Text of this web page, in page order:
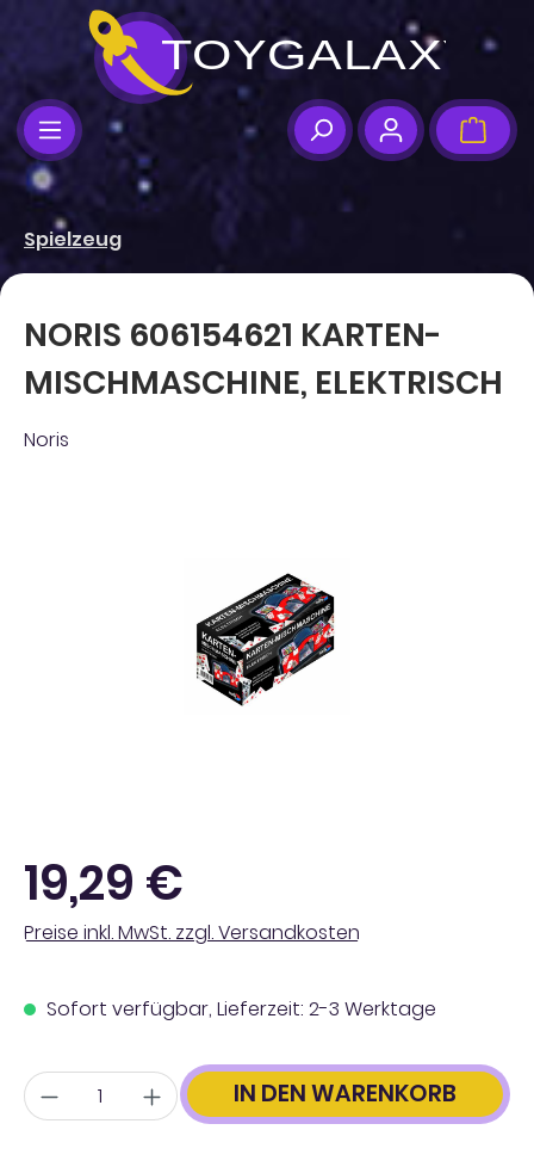
Zum Hauptinhalt springen
Spielzeug
NORIS 606154621 KARTEN-
MISCHMASCHINE, ELEKTRISCH
Noris
Regulärer Preis:
19,29 €
Preise inkl. MwSt. zzgl. Versandkosten
Sofort verfügbar, Lieferzeit: 2-3 Werktage
Anzahl IN DEN WARENKORB